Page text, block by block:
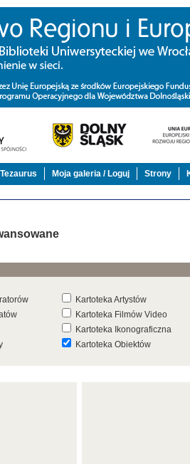
Tezaurus Moja galeria / Loguj Strony
Kartoteka Artystów
Kartoteka Filmów Video
Kartoteka Ikonograficzna
Kartoteka Obiektów